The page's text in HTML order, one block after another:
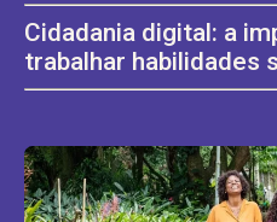
Cidadania digital: a
trabalhar habilidades